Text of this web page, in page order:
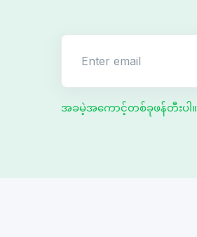
အခမဲ့အကောင့်တစ်ခုဖန်တီးပါ။